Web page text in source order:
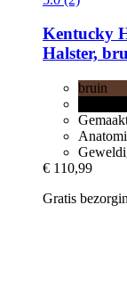
Kentucky
Halster,
bruin
€ 110,99
Gratis